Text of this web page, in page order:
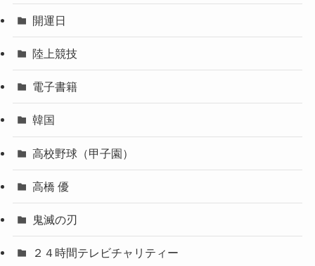
開運日
陸上競技
電子書籍
韓国
高校野球（甲子園）
高橋 優
鬼滅の刃
２４時間テレビチャリティー